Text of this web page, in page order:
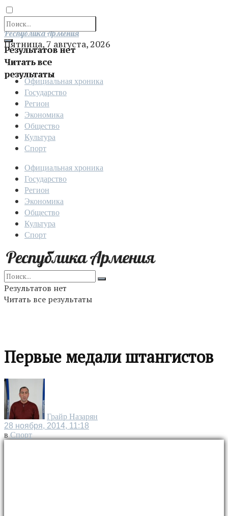
Результатов нет
Читать все
результаты
Отправить
Республика Армения
Пятница, 7 августа, 2026
Официальная хроника
Государство
Регион
Экономика
Общество
Культура
Спорт
Официальная хроника
Государство
Регион
Экономика
Общество
Культура
Спорт
Результатов нет
Читать все результаты
Первые медали штангистов
Грайр Назарян
28 ноября, 2014, 11:18
в Спорт